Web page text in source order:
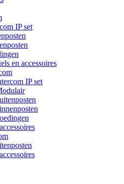
IP set
en accessoires
IP set